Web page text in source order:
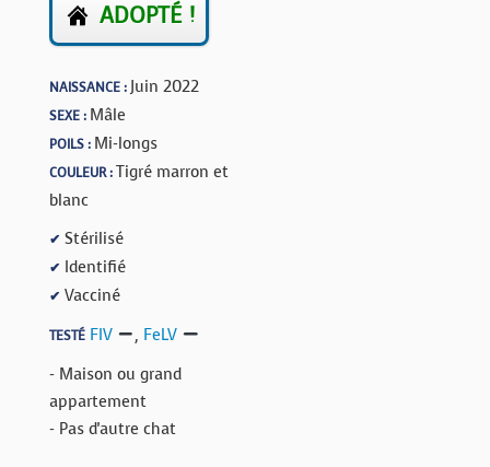
ADOPTÉ !
NAISSANCE : Juin 2022
SEXE : Mâle
POILS : Mi-longs
COULEUR :Tigré marron et
blanc
✔ Stérilisé
✔ Identifié
✔ Vacciné
TESTÉ FIV , FeLV
- Maison ou grand
appartement
- Pas d'autre chat